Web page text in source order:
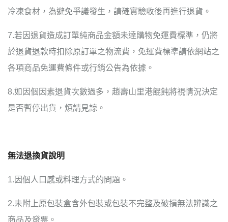
冷凍食材，為避免爭議發生，請確實驗收後再進行退貨。
7.若因退貨造成訂單純商品金額未達購物免運費標準，仍將
於退貨退款時扣除原訂單之物流費，免運費標準請依網站之
各項商品免運費條件或行銷公告為依據。
8.如因個因素退貨次數過多，趙壽山里港餛飩將視情況決定
是否暫停出貨，煩請見諒。
無法退換貨說明
1.因個人口感或料理方式的問題。
2.未附上原包裝盒含外包裝或包裝不完整及破損無法辨識之
商品及發票。